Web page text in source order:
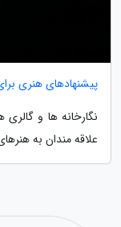
پیشنهادهای هنری
نگارخانه ها و گالری
علاقه مندان به